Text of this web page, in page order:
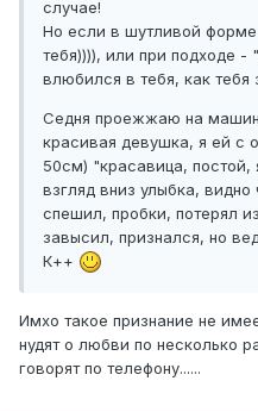
случае!
Но если в шутливой
тебя)))), или при подходе
влюбился в тебя, как тебя
Седня проежжаю на
красивая девушка, я ей с
50см) "красавица,
взгляд вниз улыбка,
спешил, пробки, потерял
завысил, признался, но
К++
Имхо такое признание не
нудят о любви по несколько
говорят по телефону......